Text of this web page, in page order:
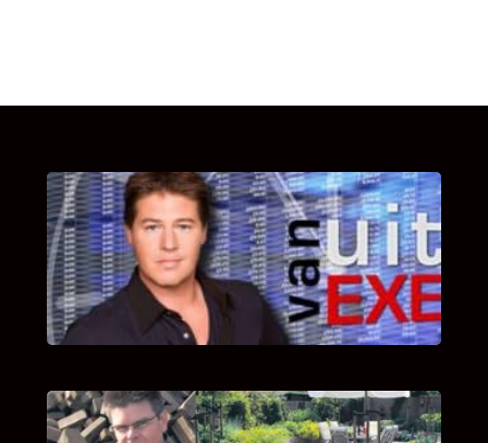
UITSTEL VAN EXECUTIE
Bekijk hier de fragmenten van de deelname
van Bricks and Stones aan dit programma.
INTERVIEW MET HANS BOEREMA